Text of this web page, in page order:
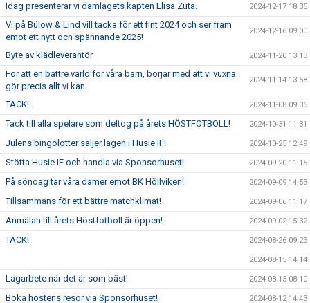
Idag presenterar vi damlagets kapten Elisa Zuta. 2024-12-17 18:35
Vi på Bülow & Lind vill tacka för ett fint 2024 och ser fram
emot ett nytt och spännande 2025!
2024-12-16 09:00
Byte av klädleverantör 2024-11-20 13:13
För att en bättre värld för våra barn, börjar med att vi vuxna
gör precis allt vi kan.
2024-11-14 13:58
TACK! 2024-11-08 09:35
Tack till alla spelare som deltog på årets HÖSTFOTBOLL! 2024-10-31 11:31
Julens bingolotter säljer lagen i Husie IF! 2024-10-25 12:49
Stötta Husie IF och handla via Sponsorhuset! 2024-09-20 11:15
På söndag tar våra damer emot BK Höllviken! 2024-09-09 14:53
Tillsammans för ett bättre matchklimat! 2024-09-06 11:17
Anmälan till årets Höstfotboll är öppen! 2024-09-02 15:32
TACK! 2024-08-26 09:23
2024-08-15 14:14
Lagarbete när det är som bäst! 2024-08-13 08:10
Boka höstens resor via Sponsorhuset! 2024-08-12 14:43